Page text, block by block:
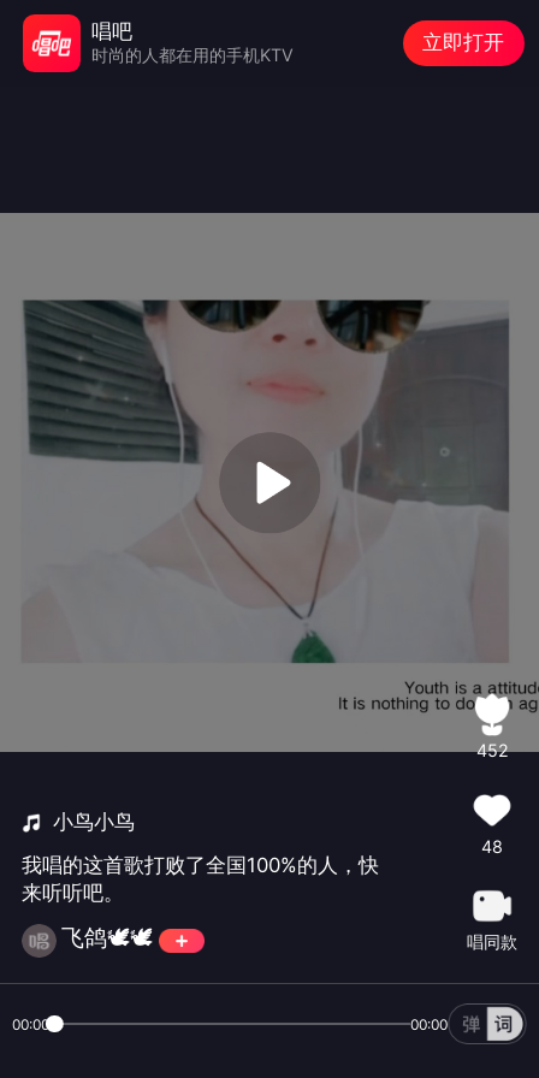
小鸟小鸟
我唱的这首歌打败了全国100%的人，快
来听听吧。
飞鸽🕊🕊
452
48
唱同款
00:00 00:00
唱吧
时尚的人都在用的手机KTV
立即打开